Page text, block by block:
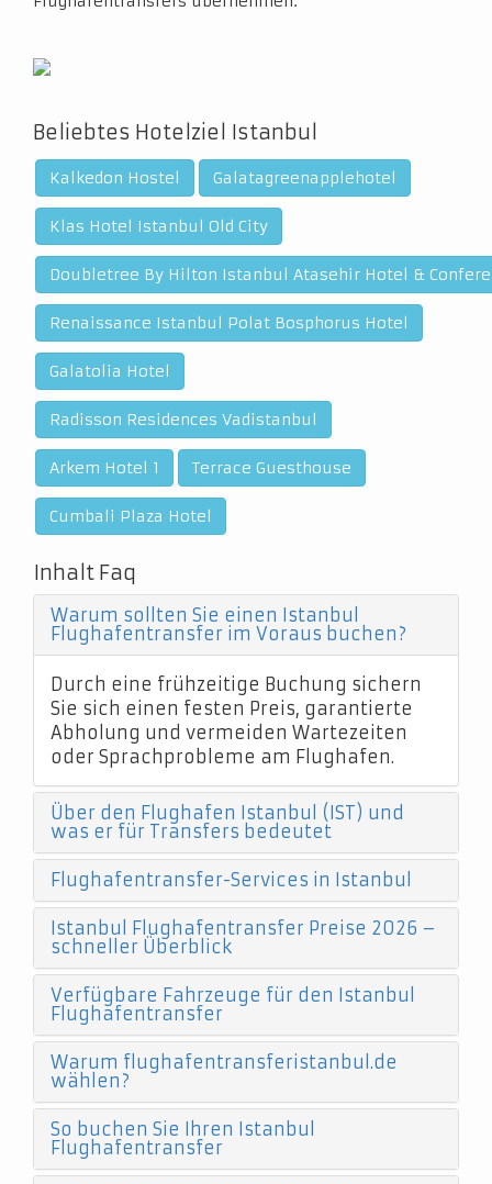
Beliebtes Hotelziel Istanbul
Kalkedon Hostel Galatagreenapplehotel
Klas Hotel Istanbul Old City
Doubletree By Hilton Istanbul Atasehir Hotel &
Renaissance Istanbul Polat Bosphorus Hotel
Galatolia Hotel
Radisson Residences Vadistanbul
Arkem Hotel 1 Terrace Guesthouse
Cumbali Plaza Hotel
Inhalt Faq
Warum sollten Sie einen Istanbul
Flughafentransfer im Voraus buchen?
Durch eine frühzeitige Buchung sichern
Sie sich einen festen Preis, garantierte
Abholung und vermeiden Wartezeiten
oder Sprachprobleme am Flughafen.
Über den Flughafen Istanbul (IST) und
was er für Transfers bedeutet
Flughafentransfer-Services in Istanbul
Istanbul Flughafentransfer Preise 2026 –
schneller Überblick
Verfügbare Fahrzeuge für den Istanbul
Flughafentransfer
Warum flughafentransferistanbul.de
wählen?
So buchen Sie Ihren Istanbul
Flughafentransfer